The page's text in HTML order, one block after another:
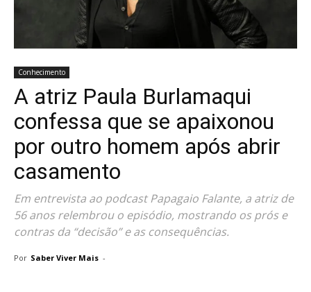
Conhecimento
A atriz Paula Burlamaqui
confessa que se apaixonou
por outro homem após abrir
casamento
Em entrevista ao podcast Papagaio Falante, a atriz de
56 anos relembrou o episódio, mostrando os prós e
contras da “decisão” e as consequências.
Por Saber Viver Mais -